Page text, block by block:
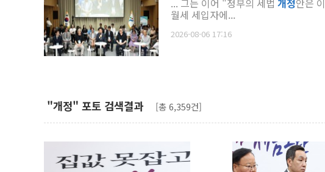
... 그는 이어 "정부의 세법 개정안은
월세 세입자에...
2026-08-06 17:16
"개정" 포토 검색결과 [총 6,359건]